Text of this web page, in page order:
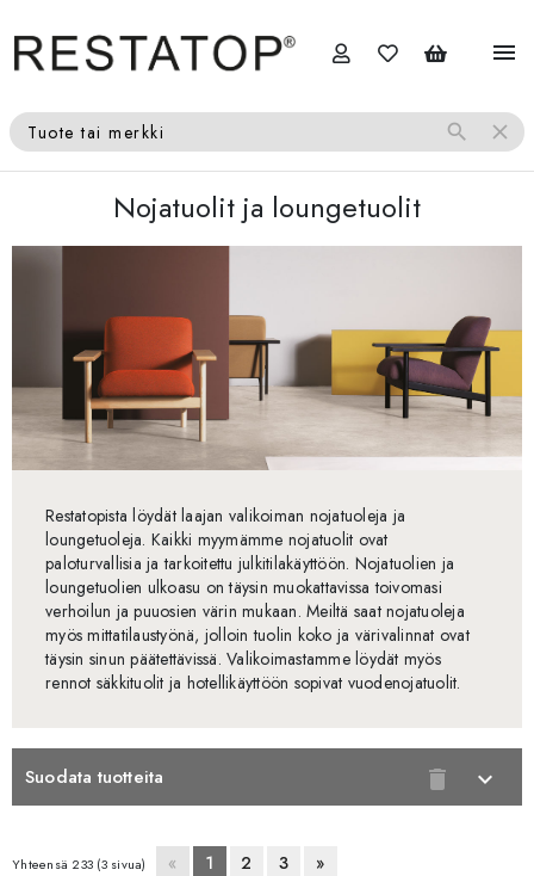
menu
Tuote tai merkki search close
Nojatuolit ja loungetuolit
Restatopista löydät laajan valikoiman nojatuoleja ja
loungetuoleja. Kaikki myymämme nojatuolit ovat
paloturvallisia ja tarkoitettu julkitilakäyttöön. Nojatuolien ja
loungetuolien ulkoasu on täysin muokattavissa toivomasi
verhoilun ja puuosien värin mukaan. Meiltä saat nojatuoleja
myös mittatilaustyönä, jolloin tuolin koko ja värivalinnat ovat
täysin sinun päätettävissä. Valikoimastamme löydät myös
rennot säkkituolit ja hotellikäyttöön sopivat vuodenojatuolit.
Suodata tuotteita delete expand_more
Yhteensä 233 (3 sivua) « 1 2 3 »